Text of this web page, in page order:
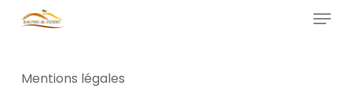
Menu
Mentions légales